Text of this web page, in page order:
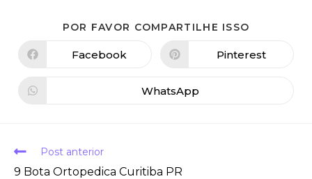
POR FAVOR COMPARTILHE ISSO
Facebook Pinterest
WhatsApp
Post anterior
9 Bota Ortopedica Curitiba PR